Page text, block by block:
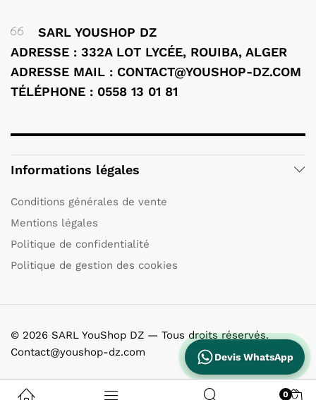
SARL YOUSHOP DZ
ADRESSE : 332A LOT LYCÉE, ROUIBA, ALGER
ADRESSE MAIL : CONTACT@YOUSHOP-DZ.COM
TÉLÉPHONE : 0558 13 01 81
Informations légales
Conditions générales de vente
Mentions légales
Politique de confidentialité
Politique de gestion des cookies
© 2026 SARL YouShop DZ — Tous droits réservés.
Contact@youshop-dz.com
0
Devis WhatsApp